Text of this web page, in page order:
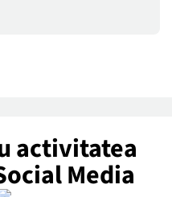
activitatea
Media